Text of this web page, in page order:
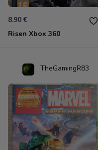
8.90 €
Risen Xbox 360
TheGamingR83